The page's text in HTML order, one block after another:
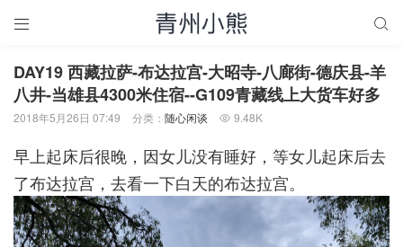
 
DAY19 西藏拉萨-布达拉宫-大昭寺-八廊街-德庆县-羊
八井-当雄县4300米住宿--G109青藏线上大货车好多
2018年5月26日 07:49 分类： 随心闲谈  9.48K
早上起床后很晚，因女儿没有睡好，等女儿起床后去
了布达拉宫，去看一下白天的布达拉宫。